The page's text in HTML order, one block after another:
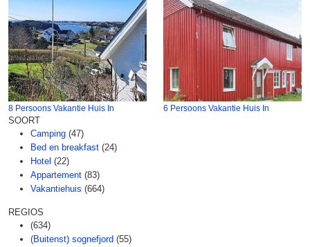
8 Persoons Vakantie Huis In 6 Persoons Vakantie Huis In
SOORT
Camping (47)
Bed en breakfast (24)
Hotel (22)
Appartement (83)
Vakantiehuis (664)
REGIOS
(634)
(Buitenst) sognefjord (55)